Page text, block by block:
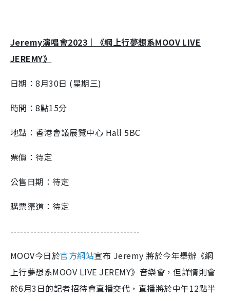
Jeremy演唱會2023｜《網上行夢想系MOOV LIVE
JEREMY》
日期：8月30日 (星期三)
時間：8點15分
地點：香港會議展覽中心 Hall 5BC
票價：待定
公售日期：待定
購票渠道：待定
---------------------------------------
MOOV今日於官方網站宣布 Jeremy 將於今年舉辦《網
上行夢想系MOOV LIVE JEREMY》音樂會，但詳情則會
於6月3日的記者招待會直播交代，直播將於中午12點半